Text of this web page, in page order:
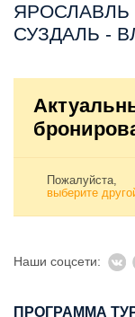
ЯРОСЛАВЛЬ
СУЗДАЛЬ -
Пожалуйста,
выберите
Наши соцсети:
ПРОГРАММА